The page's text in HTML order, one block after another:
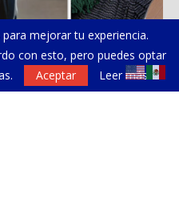
del Norte, Lila...
mejorar tu experiencia.
con esto, pero puedes optar
Aceptar Leer más